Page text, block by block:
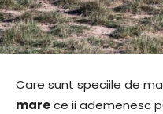
Care sunt speciile de
marece ii ademenesc